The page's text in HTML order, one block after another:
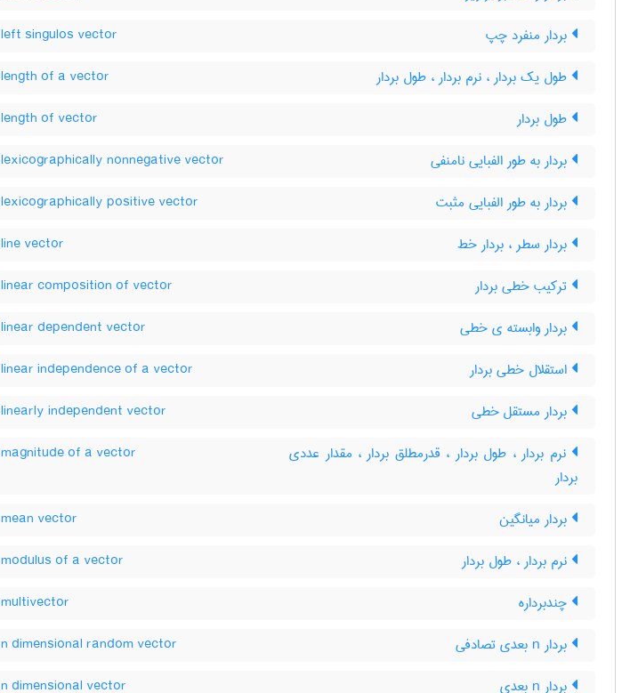
بردار منفرد چپ left singulos vector
طول یک بردار ، نرم بردار ، طول بردار length of a vector
طول بردار length of vector
بردار به طور الفبایی نامنفی lexicographically nonnegative vector
بردار به طور الفبایی مثبت lexicographically positive vector
بردار سطر ، بردار خط line vector
ترکیب خطی بردار linear composition of vector
بردار وابسته ی خطی linear dependent vector
استقلال خطی بردار linear independence of a vector
بردار مستقل خطی linearly independent vector
نرم بردار ، طول بردار ، قدرمطلق بردار ، مقدار عددی
بردار
magnitude of a vector
بردار میانگین mean vector
نرم بردار ، طول بردار modulus of a vector
چندبرداره multivector
بردار n بعدی تصادفی n dimensional random vector
بردار n بعدی n dimensional vector